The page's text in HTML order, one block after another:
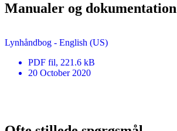
Manualer og dokumentation
Lynhåndbog - English (US)
PDF fil, 221.6 kB
20 October 2020